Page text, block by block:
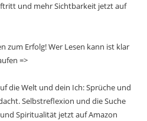
und mehr Sichtbarkeit jetzt auf
zum Erfolg! Wer Lesen kann ist klar
=>
die Welt und dein Ich: Sprüche und
Selbstreflexion und die Suche
Spiritualität jetzt auf Amazon